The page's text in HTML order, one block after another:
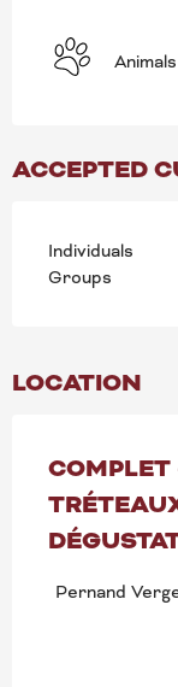
ACCEPTED
Individuals
Groups
LOCATION
COMPLET
Pernand